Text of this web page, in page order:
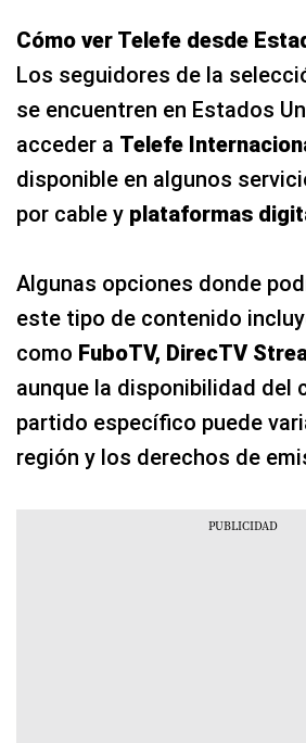
Cómo ver Telefe desde
Los seguidores de la
se encuentren en Estados
acceder a Telefe
disponible en algunos
por cable y plataformas
Algunas opciones donde
este tipo de contenido
como FuboTV, DirecTV
aunque la disponibilidad del
partido específico puede
región y los derechos de